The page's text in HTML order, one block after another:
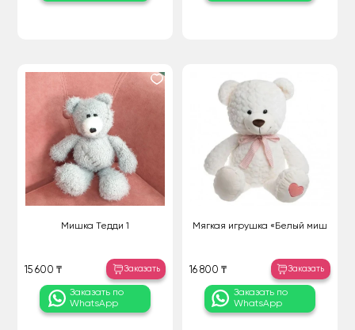
Мишка Тедди 1
15 600 ₸ Заказать
Заказать по
WhatsApp
Мягкая игрушка «Белый миш
16 800 ₸ Заказать
Заказать по
WhatsApp